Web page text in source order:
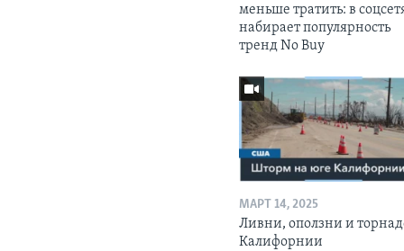
меньше тратить: в
набирает популярность
тренд No Buy
МАРТ 14, 2025
Ливни, оползни и
Калифорнии